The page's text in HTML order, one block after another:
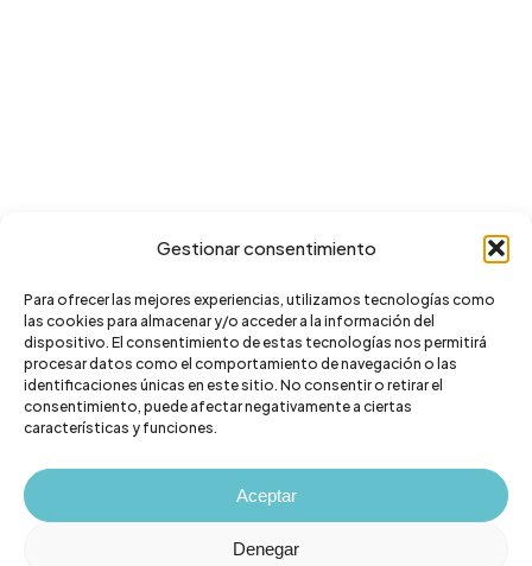
Gestionar consentimiento
Para ofrecer las mejores experiencias, utilizamos tecnologías como
las cookies para almacenar y/o acceder a la información del
dispositivo. El consentimiento de estas tecnologías nos permitirá
procesar datos como el comportamiento de navegación o las
identificaciones únicas en este sitio. No consentir o retirar el
consentimiento, puede afectar negativamente a ciertas
características y funciones.
Aceptar
Denegar